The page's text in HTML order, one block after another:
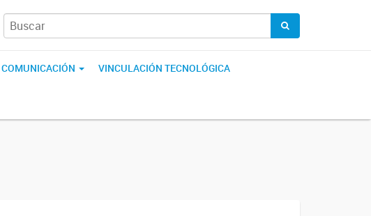
COMUNICACIÓN VINCULACIÓN TECNOLÓGICA